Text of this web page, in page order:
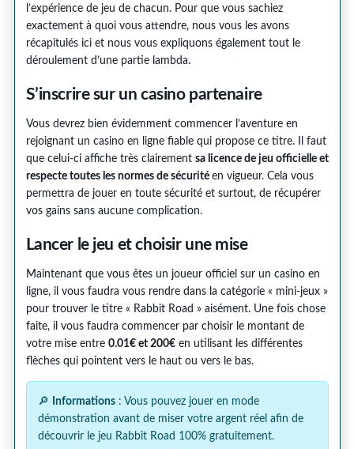
l’expérience de jeu de chacun. Pour que vous sachiez
exactement à quoi vous attendre, nous vous les avons
récapitulés ici et nous vous expliquons également tout le
déroulement d’une partie lambda.
S’inscrire sur un casino partenaire
Vous devrez bien évidemment commencer l’aventure en
rejoignant un casino en ligne fiable qui propose ce titre. Il faut
que celui-ci affiche très clairement sa licence de jeu officielle et
respecte toutes les normes de sécurité en vigueur. Cela vous
permettra de jouer en toute sécurité et surtout, de récupérer
vos gains sans aucune complication.
Lancer le jeu et choisir une mise
Maintenant que vous êtes un joueur officiel sur un casino en
ligne, il vous faudra vous rendre dans la catégorie « mini-jeux »
pour trouver le titre « Rabbit Road » aisément. Une fois chose
faite, il vous faudra commencer par choisir le montant de
votre mise entre 0.01€ et 200€en utilisant les différentes
flèches qui pointent vers le haut ou vers le bas.
🔎 Informations: Vous pouvez jouer en mode
démonstration avant de miser votre argent réel afin de
découvrir le jeu Rabbit Road 100% gratuitement.